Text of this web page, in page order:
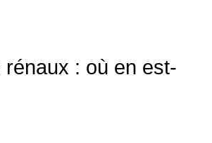
: où en est-